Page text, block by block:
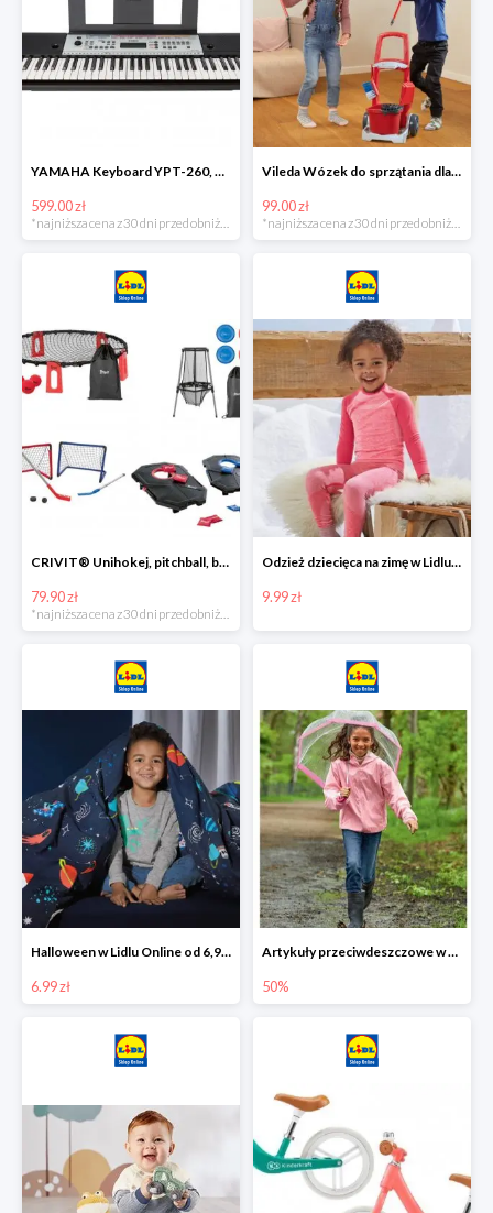
YAMAHA Keyboard YPT-260, 61 klawiszy
599.00 zł
*najniższa cena z 30 dni przed obniżką
Vileda Wózek do sprzątania dla dzieci
99.00 zł
*najniższa cena z 30 dni przed obniżką
CRIVIT® Unihokej, pitchball, bean bag lub disc golf
79.90 zł
Odzież dziecięca na zimę w Lidlu Online od 9,99 zł
9.99 zł
Halloween w Lidlu Online od 6,99 zł
6.99 zł
Artykuły przeciwdeszczowe w Lodilu Online do -50%
50%